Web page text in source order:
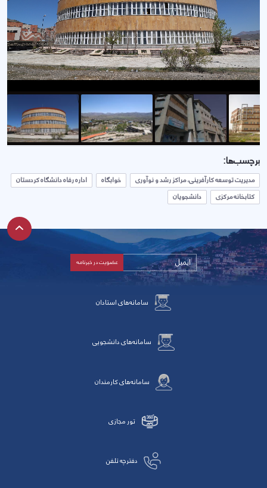
برچسب‌ها:
مدیریت توسعه کارآفرینی، مراکز رشد و نوآوری خوابگاه
اداره رفاه دانشگاه کردستان
کتابخانه مرکزی
دانشجویان
سامانه‌های استادان
سامانه‌های دانشجویی
سامانه‌های کارمندان
تور مجازی
دفترچه تلفن